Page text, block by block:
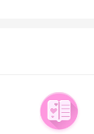
福建-厦门 159****4462
微信用户 凌乱小羊